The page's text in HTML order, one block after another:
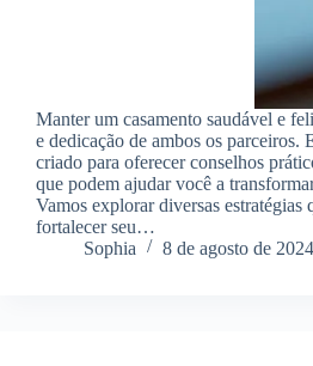
Manter um casamento saudável e
e dedicação de ambos os parceiros.
criado para oferecer conselhos
que podem ajudar você a
Vamos explorar diversas estratégias
fortalecer seu…
Sophia
8 de agosto de 2024